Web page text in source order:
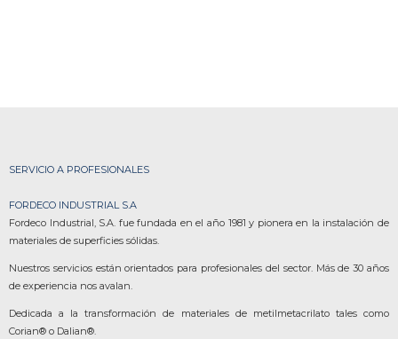
SERVICIO A PROFESIONALES
FORDECO INDUSTRIAL S.A
Fordeco Industrial, S.A. fue fundada en el año 1981 y pionera en la instalación de
materiales de superficies sólidas.
Nuestros servicios están orientados para profesionales del sector. Más de 30 años
de experiencia nos avalan.
Dedicada a la transformación de materiales de metilmetacrilato tales como
Corian® o Dalian®.